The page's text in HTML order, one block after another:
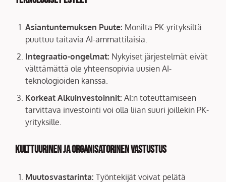
Asiantuntemuksen Puute: Monilta PK-yrityksiltä
puuttuu taitavia AI-ammattilaisia.
Integraatio-ongelmat: Nykyiset järjestelmät eivät
välttämättä ole yhteensopivia uusien AI-
teknologioiden kanssa.
Korkeat Alkuinvestoinnit: AI:n toteuttamiseen
tarvittava investointi voi olla liian suuri joillekin PK-
yrityksille.
Kulttuurinen ja Organisatorinen Vastustus
Muutosvastarinta: Työntekijät voivat pelätä